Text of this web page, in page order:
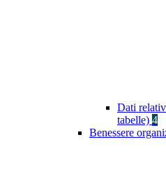
Dati
tabelle) 4
Benessere